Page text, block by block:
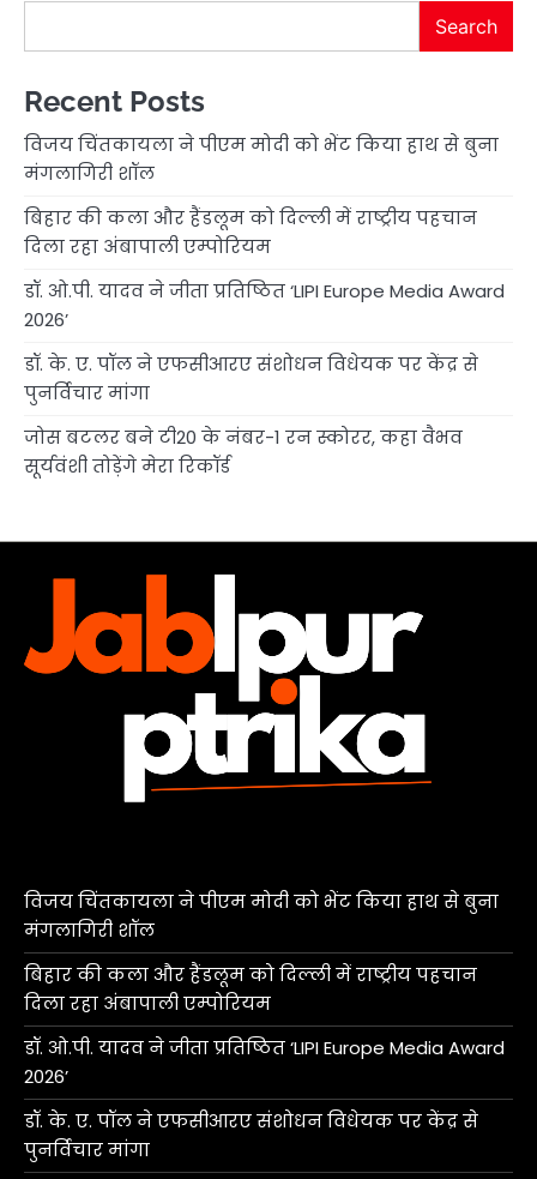
Search
Recent Posts
विजय चिंतकायला ने पीएम मोदी को भेंट किया हाथ से बुना
मंगलागिरी शॉल
बिहार की कला और हैंडलूम को दिल्ली में राष्ट्रीय पहचान
दिला रहा अंबापाली एम्पोरियम
डॉ. ओ.पी. यादव ने जीता प्रतिष्ठित ‘LIPI Europe Media Award
2026’
डॉ. के. ए. पॉल ने एफसीआरए संशोधन विधेयक पर केंद्र से
पुनर्विचार मांगा
जोस बटलर बने टी20 के नंबर-1 रन स्कोरर, कहा वैभव
सूर्यवंशी तोड़ेंगे मेरा रिकॉर्ड
विजय चिंतकायला ने पीएम मोदी को भेंट किया हाथ से बुना
मंगलागिरी शॉल
बिहार की कला और हैंडलूम को दिल्ली में राष्ट्रीय पहचान
दिला रहा अंबापाली एम्पोरियम
डॉ. ओ.पी. यादव ने जीता प्रतिष्ठित ‘LIPI Europe Media Award
2026’
डॉ. के. ए. पॉल ने एफसीआरए संशोधन विधेयक पर केंद्र से
पुनर्विचार मांगा